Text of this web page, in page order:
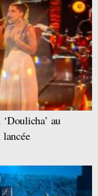
au